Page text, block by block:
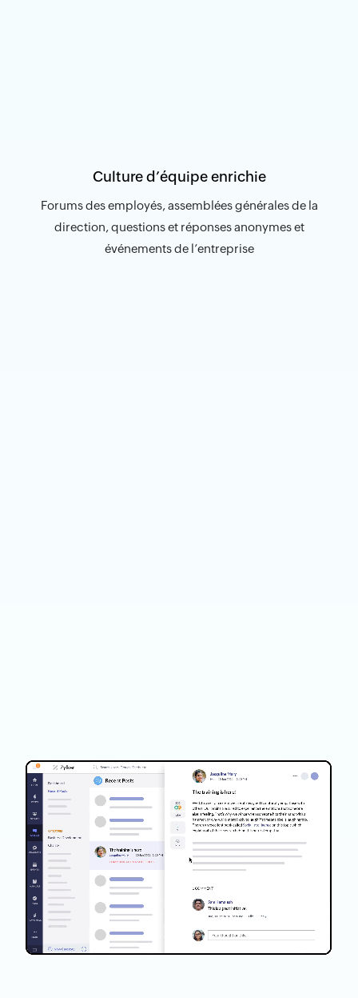
Culture d’équipe enrichie
Forums des employés, assemblées générales de la
direction, questions et réponses anonymes et
événements de l’entreprise